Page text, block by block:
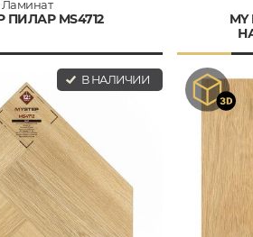
Ламинат
ПИЛАР MS4712
В НАЛИЧИИ